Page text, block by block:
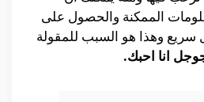
الممكنة والحصول على
سريع وهذا هو السبب للمقولة
انا احبك.